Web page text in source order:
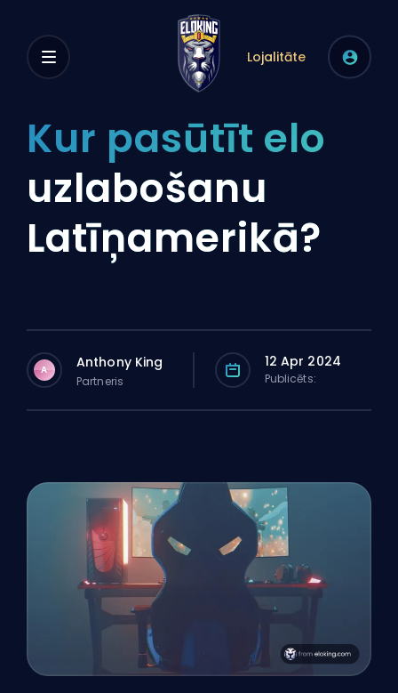
Lojalitāte
Kur pasūtīt elo
uzlabošanu
Latīņamerikā?
A Anthony King
Partneris
12 Apr 2024
Publicēts: